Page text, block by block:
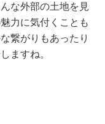
な外部の土地を見
力に気付くことも
繋がりもあったり
ますね。